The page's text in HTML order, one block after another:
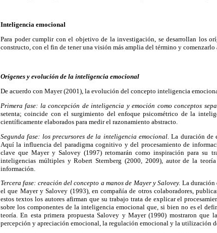
Inteligencia emocional
Para poder cumplir con el objetivo de la investigación, se desarrollan los
constructo, con el fin de tener una visión más amplia del término y
Orígenes y evolución de la inteligencia emocional
De acuerdo con Mayer (2001), la evolución del concepto inteligencia
Primera fase: la concepción de inteligencia y emoción como conceptos
setenta; coincide con el surgimiento del enfoque psicométrico de la
científicamente elaborados para medir el razonamiento abstracto.
Segunda fase: los precursores de la inteligencia emocional. La duración de
Aquí la influencia del paradigma cognitivo y del procesamiento de
clave que Mayer y Salovey (1997) retomarán como inspiración para su
inteligencias múltiples y Robert Sternberg (2000, 2009), autor de la
información.
Tercera fase: creación del concepto a manos de Mayer y Salovey. La duración
el que Mayer y Salovey (1993), en compañía de otros colaboradores,
estos textos los autores afirman que su trabajo trata de explicar el
sobre los componentes de la inteligencia emocional que, si bien no es el
teoría. En esta primera propuesta Salovey y Mayer (1990) mostraron
percepción y apreciación emocional, la regulación emocional y la utilización